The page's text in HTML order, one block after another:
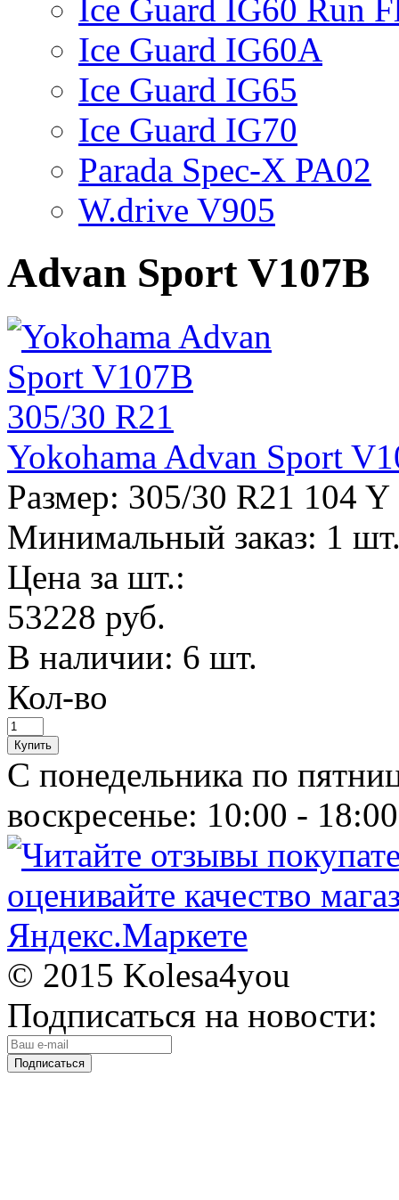
Ice Guard IG60 Run
Ice Guard IG60A
Ice Guard IG65
Ice Guard IG70
Parada Spec-X PA02
W.drive V905
Advan Sport V107B
Yokohama Advan Sport
Размер: 305/30 R21 104 Y
Минимальный заказ: 1
Цена за шт.:
53228 руб.
В наличии: 6 шт.
Кол-во
С понедельника по
воскресенье: 10:00 - 18:00
© 2015 Kolesa4you
Подписаться на новости: